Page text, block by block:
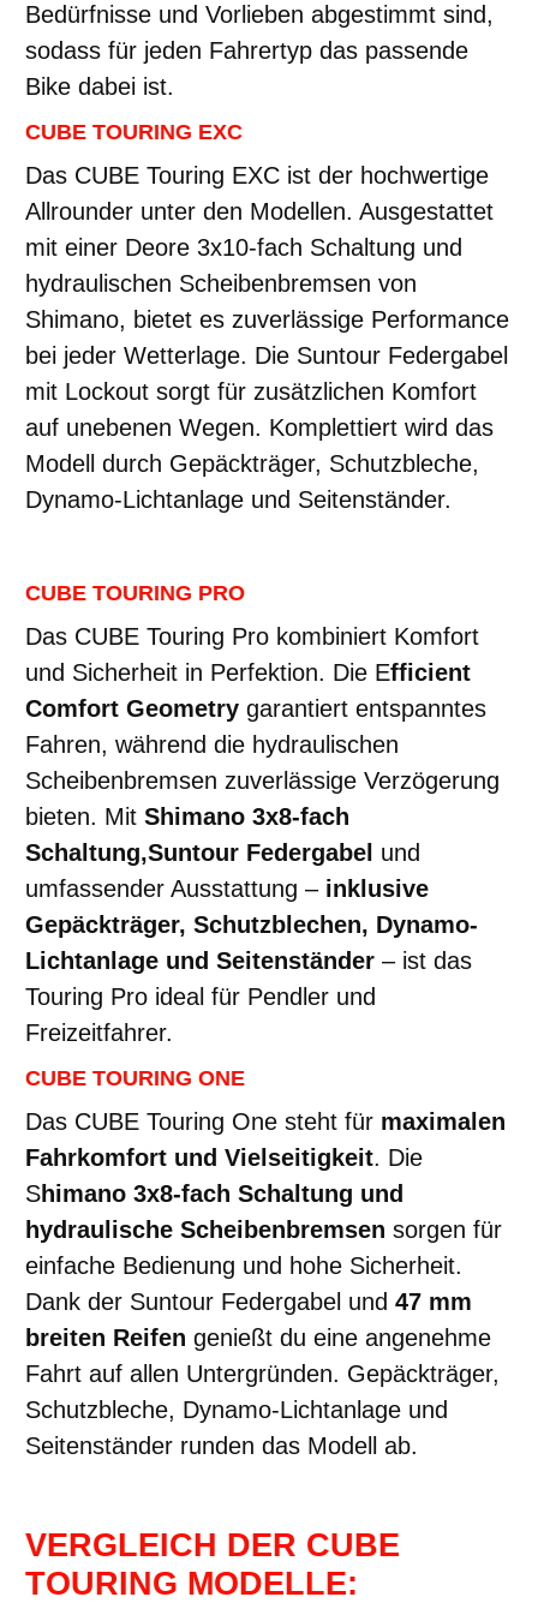
Bedürfnisse und Vorlieben abgestimmt sind,
sodass für jeden Fahrertyp das passende
Bike dabei ist.
CUBE TOURING EXC
Das CUBE Touring EXC ist der hochwertige
Allrounder unter den Modellen. Ausgestattet
mit einer Deore 3x10-fach Schaltung und
hydraulischen Scheibenbremsen von
Shimano, bietet es zuverlässige Performance
bei jeder Wetterlage. Die Suntour Federgabel
mit Lockout sorgt für zusätzlichen Komfort
auf unebenen Wegen. Komplettiert wird das
Modell durch Gepäckträger, Schutzbleche,
Dynamo-Lichtanlage und Seitenständer.
CUBE TOURING PRO
Das CUBE Touring Pro kombiniert Komfort
und Sicherheit in Perfektion. Die Efficient
Comfort Geometry garantiert entspanntes
Fahren, während die hydraulischen
Scheibenbremsen zuverlässige Verzögerung
bieten. Mit Shimano 3x8-fach
Schaltung,Suntour Federgabel und
umfassender Ausstattung – inklusive
Gepäckträger, Schutzblechen, Dynamo-
Lichtanlage und Seitenständer – ist das
Touring Pro ideal für Pendler und
Freizeitfahrer.
CUBE TOURING ONE
Das CUBE Touring One steht für maximalen
Fahrkomfort und Vielseitigkeit. Die
Shimano 3x8-fach Schaltung und
hydraulische Scheibenbremsen sorgen für
einfache Bedienung und hohe Sicherheit.
Dank der Suntour Federgabel und 47 mm
breiten Reifen genießt du eine angenehme
Fahrt auf allen Untergründen. Gepäckträger,
Schutzbleche, Dynamo-Lichtanlage und
Seitenständer runden das Modell ab.
VERGLEICH DER CUBE
TOURING MODELLE: